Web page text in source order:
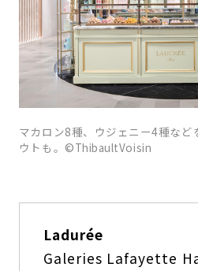
マカロン8種、ウジェニー4種な
ウトも。©ThibaultVoisin
Ladurée
Galeries Lafayette